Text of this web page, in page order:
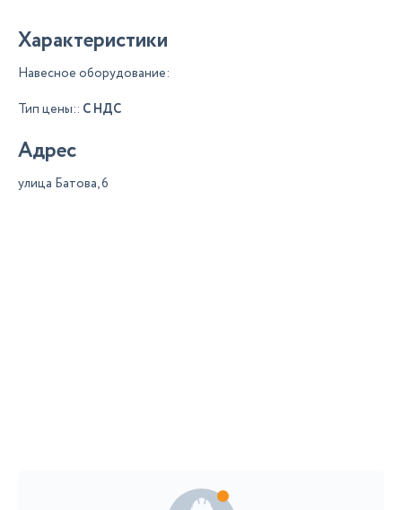
Характеристики
Навесное оборудование:
Тип цены:: С НДС
Адрес
улица Батова, 6